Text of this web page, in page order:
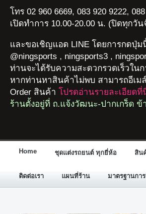
โทร 02 960 6669, 083 920 9222,
เปิดทำการ 10.00-20.00 น. (ปิดทุกวั
และขอเชิญแอด LINE โดยการกดปุ่ม
@ningsports , ningsports3 ,
ท่านจะได้รับความสะดวกรวดเร็วในก
หากท่านหาสินค้าไม่พบ สามารถอีเม
Order สินค้า โปรดอ่านรายละเอียดที่
ร้านตั้งอยู่ที่ ถ.แจ้งวัฒนะ-ปากเกร็ด
Home ชุดแต่งรถยนต์ ทุกยี่ห้อ สิน
ติดต่อเรา แผนที่ร้าน มาตรฐานกา